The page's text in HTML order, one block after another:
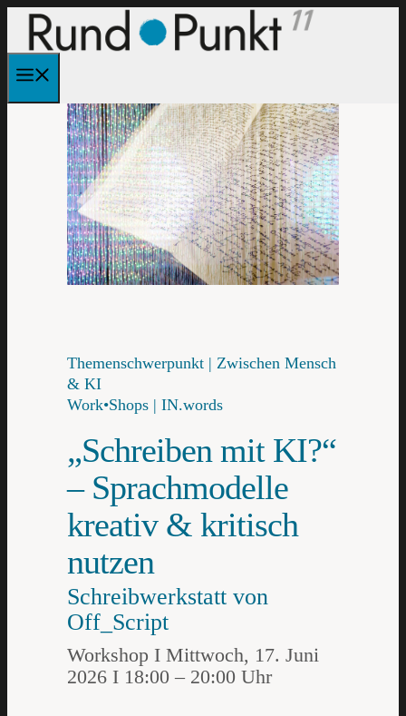
Zum
Inhalt
springen
Themenschwerpunkt | Zwischen Mensch
& KI
Work•Shops | IN.words
„Schreiben mit KI?“
– Sprachmodelle
kreativ & kritisch
nutzen
Schreibwerkstatt von
Off_Script
Workshop I Mittwoch, 17. Juni
2026 I 18:00 – 20:00 Uhr